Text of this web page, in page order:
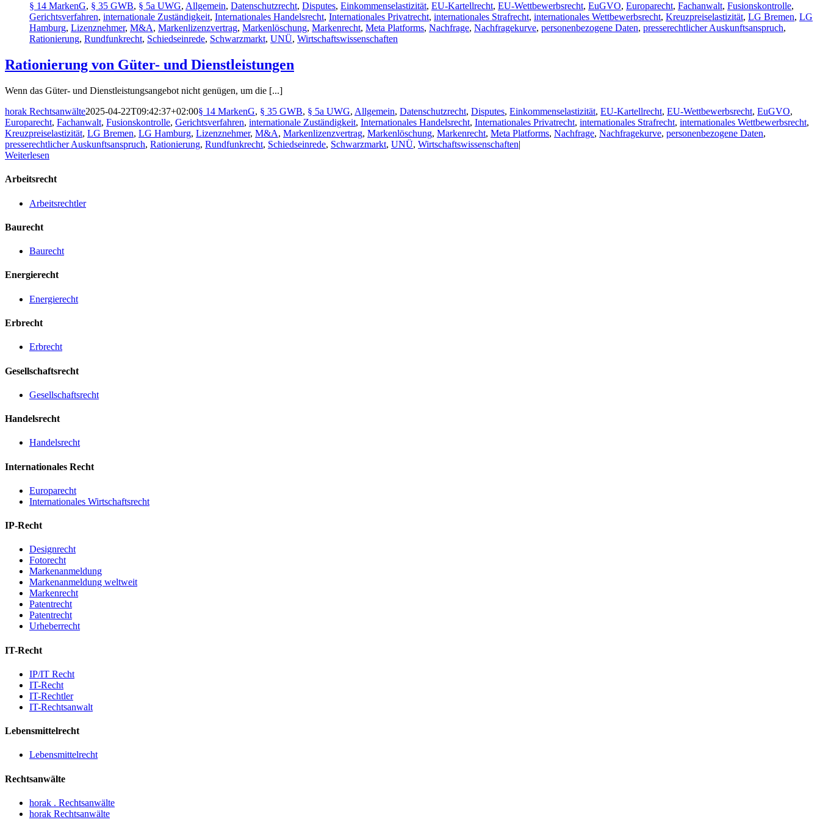
§ 14 MarkenG, § 35 GWB, § 5a UWG, Allgemein, Datenschutzrecht, Disputes, Einkommenselastizität, EU-Kartellrecht, EU-Wettbewerbsrecht, EuGVO, Europarecht, Fachanwalt, Fusionskontrolle,
Gerichtsverfahren, internationale Zuständigkeit, Internationales Handelsrecht, Internationales Privatrecht, internationales Strafrecht, internationales Wettbewerbsrecht, Kreuzpreiselastizität, LG Bremen, LG
Hamburg, Lizenznehmer, M&A, Markenlizenzvertrag, Markenlöschung, Markenrecht, Meta Platforms, Nachfrage, Nachfragekurve, personenbezogene Daten, presserechtlicher Auskunftsanspruch,
Rationierung, Rundfunkrecht, Schiedseinrede, Schwarzmarkt, UNÜ, Wirtschaftswissenschaften
Rationierung von Güter- und Dienstleistungen
Wenn das Güter- und Dienstleistungsangebot nicht genügen, um die [...]
horak Rechtsanwälte2025-04-22T09:42:37+02:00§ 14 MarkenG, § 35 GWB, § 5a UWG, Allgemein, Datenschutzrecht, Disputes, Einkommenselastizität, EU-Kartellrecht, EU-Wettbewerbsrecht, EuGVO,
Europarecht, Fachanwalt, Fusionskontrolle, Gerichtsverfahren, internationale Zuständigkeit, Internationales Handelsrecht, Internationales Privatrecht, internationales Strafrecht, internationales Wettbewerbsrecht,
Kreuzpreiselastizität, LG Bremen, LG Hamburg, Lizenznehmer, M&A, Markenlizenzvertrag, Markenlöschung, Markenrecht, Meta Platforms, Nachfrage, Nachfragekurve, personenbezogene Daten,
presserechtlicher Auskunftsanspruch, Rationierung, Rundfunkrecht, Schiedseinrede, Schwarzmarkt, UNÜ, Wirtschaftswissenschaften|
Weiterlesen
Arbeitsrecht
Arbeitsrechtler
Baurecht
Baurecht
Energierecht
Energierecht
Erbrecht
Erbrecht
Gesellschaftsrecht
Gesellschaftsrecht
Handelsrecht
Handelsrecht
Internationales Recht
Europarecht
Internationales Wirtschaftsrecht
IP-Recht
Designrecht
Fotorecht
Markenanmeldung
Markenanmeldung weltweit
Markenrecht
Patentrecht
Patentrecht
Urheberrecht
IT-Recht
IP/IT Recht
IT-Recht
IT-Rechtler
IT-Rechtsanwalt
Lebensmittelrecht
Lebensmittelrecht
Rechtsanwälte
horak . Rechtsanwälte
horak Rechtsanwälte